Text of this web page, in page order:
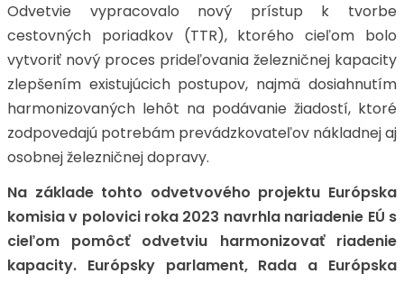
Odvetvie vypracovalo nový prístup k tvorbe
cestovných poriadkov (TTR), ktorého cieľom bolo
vytvoriť nový proces prideľovania železničnej kapacity
zlepšením existujúcich postupov, najmä dosiahnutím
harmonizovaných lehôt na podávanie žiadostí, ktoré
zodpovedajú potrebám prevádzkovateľov nákladnej aj
osobnej železničnej dopravy.
Na základe tohto odvetvového projektu Európska
komisia v polovici roka 2023 navrhla nariadenie EÚ s
cieľom pomôcť odvetviu harmonizovať riadenie
kapacity. Európsky parlament, Rada a Európska